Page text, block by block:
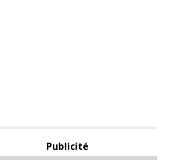
Publicité